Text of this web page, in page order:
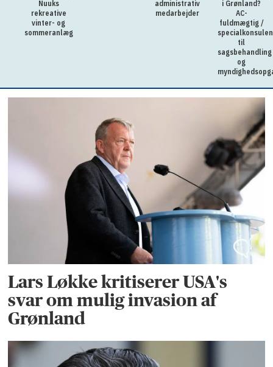
Nuuks
rekreative
vinter- og
sommeranlæg
administrativ
medarbejder
i Grønland?
AC-
fuldmægtig /
til
sagsbehandling
og
Lars Løkke kritiserer USA's
svar om mulig invasion af
Grønland